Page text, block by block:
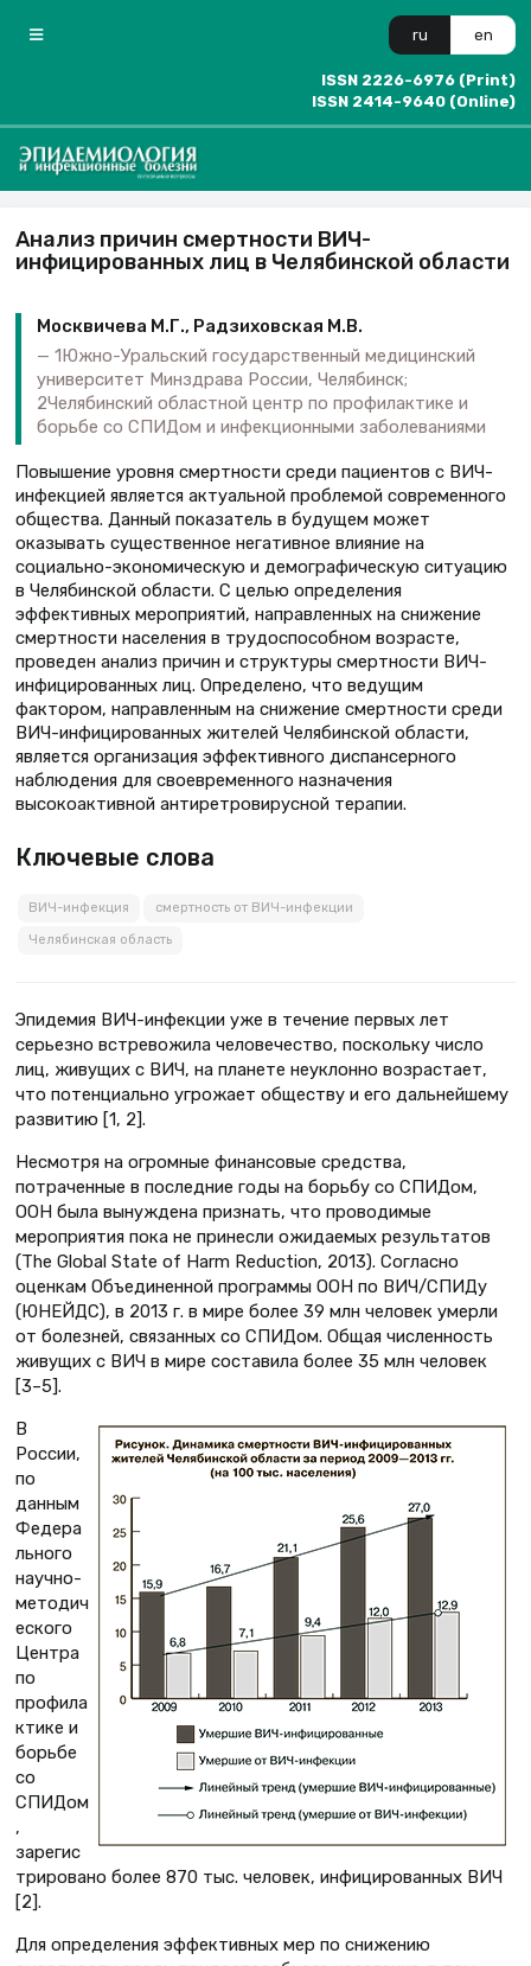
ru en
ISSN 2226-6976 (Print)
ISSN 2414-9640 (Online)
Анализ причин смертности ВИЧ-
инфицированных лиц в Челябинской области
Москвичева М.Г., Радзиховская М.В.
1Южно-Уральский государственный медицинский
университет Минздрава России, Челябинск;
2Челябинский областной центр по профилактике и
борьбе со СПИДом и инфекционными заболеваниями
Повышение уровня смертности среди пациентов с ВИЧ-
инфекцией является актуальной проблемой современного
общества. Данный показатель в будущем может
оказывать существенное негативное влияние на
социально-экономическую и демографическую ситуацию
в Челябинской области. С целью определения
эффективных мероприятий, направленных на снижение
смертности населения в трудоспособном возрасте,
проведен анализ причин и структуры смертности ВИЧ-
инфицированных лиц. Определено, что ведущим
фактором, направленным на снижение смертности среди
ВИЧ-инфицированных жителей Челябинской области,
является организация эффективного диспансерного
наблюдения для своевременного назначения
высокоактивной антиретровирусной терапии.
Ключевые слова
ВИЧ-инфекция смертность от ВИЧ-инфекции
Челябинская область
Эпидемия ВИЧ-инфекции уже в течение первых лет
серьезно встревожила человечество, поскольку число
лиц, живущих с ВИЧ, на планете неуклонно возрастает,
что потенциально угрожает обществу и его дальнейшему
развитию [1, 2].
Несмотря на огромные финансовые средства,
потраченные в последние годы на борьбу со СПИДом,
ООН была вынуждена признать, что проводимые
мероприятия пока не принесли ожидаемых результатов
(The Global State of Harm Reduction, 2013). Согласно
оценкам Объединенной программы ООН по ВИЧ/СПИДу
(ЮНЕЙДС), в 2013 г. в мире более 39 млн человек умерли
от болезней, связанных со СПИДом. Общая численность
живущих с ВИЧ в мире составила более 35 млн человек
[3–5].
В
России,
по
данным
Федера
льного
научно-
методич
еского
Центра
по
профила
ктике и
борьбе
со
СПИДом
,
зарегис
трировано более 870 тыс. человек, инфицированных ВИЧ
[2].
Для определения эффективных мер по снижению